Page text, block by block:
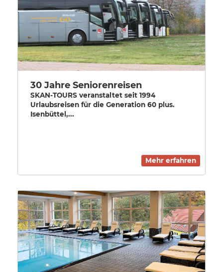
30 Jahre Seniorenreisen
SKAN-TOURS veranstaltet seit 1994
Urlaubsreisen für die Generation 60 plus.
Isenbüttel,...
Mehr erfahren